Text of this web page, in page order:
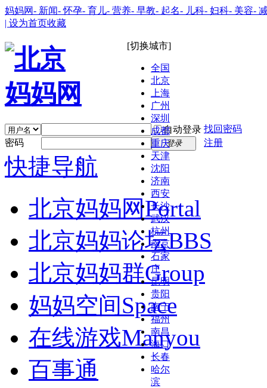
妈妈网- 新闻- 怀孕- 育儿- 营养- 早教- 起名- 儿科- 妇科- 美容-
| 设为首页收藏
[切换城市]
全国
北京
上海
广州
深圳
成都
重庆
天津
沈阳
济南
西安
长沙
武汉
杭州
南京
石家
庄
昆明
贵阳
南宁
福州
南昌
海口
长春
哈尔
滨
自动登录 找回密码
密码
登录 注册
快捷导航
北京妈妈网Portal
北京妈妈论坛BBS
北京妈妈群Group
妈妈空间Space
在线游戏Manyou
百事通